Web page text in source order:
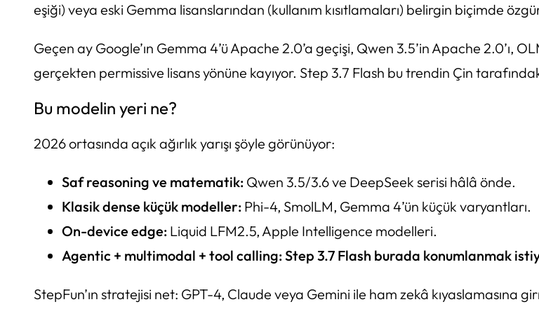
eşiği) veya eski Gemma lisanslarından (kullanım kısıtlamaları) belirgin biçimde
Geçen ay Google’ın Gemma 4’ü Apache 2.0’a geçişi, Qwen 3.5’in Apache 2.0’ı,
gerçekten permissive lisans yönüne kayıyor. Step 3.7 Flash bu trendin Çin
Bu modelin yeri ne?
2026 ortasında açık ağırlık yarışı şöyle görünüyor:
Saf reasoning ve matematik: Qwen 3.5/3.6 ve DeepSeek serisi hâlâ önde.
Klasik dense küçük modeller: Phi-4, SmolLM, Gemma 4’ün küçük varyantları.
On-device edge: Liquid LFM2.5, Apple Intelligence modelleri.
Agentic + multimodal + tool calling:Step 3.7 Flash burada konumlanmak
StepFun’ın stratejisi net: GPT-4, Claude veya Gemini ile ham zekâ kıyaslamasına